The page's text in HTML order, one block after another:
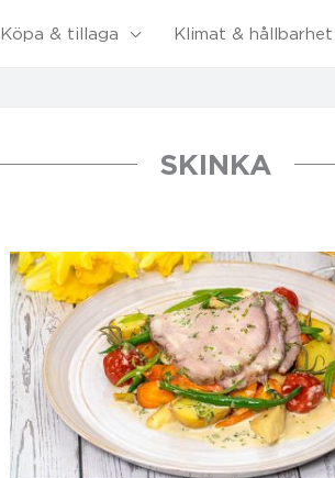
Köpa & tillaga Klimat & hållbarhet
SKINKA
SidaSidaSidaSidaSida